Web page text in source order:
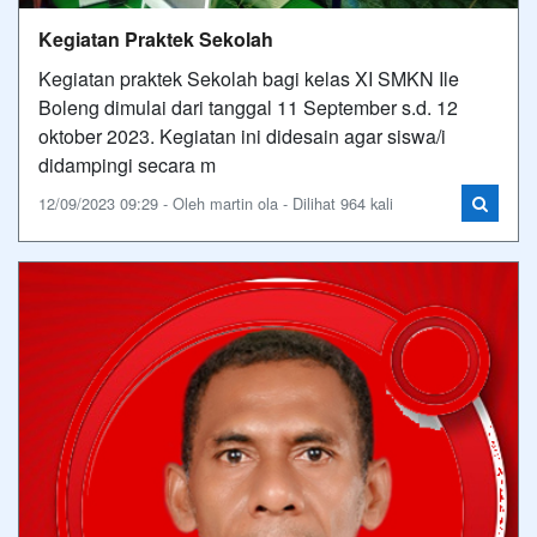
Kegiatan Praktek Sekolah
Kegiatan praktek Sekolah bagi kelas XI SMKN Ile
Boleng dimulai dari tanggal 11 September s.d. 12
oktober 2023. Kegiatan ini didesain agar siswa/i
didampingi secara m
12/09/2023 09:29 - Oleh martin ola - Dilihat 964 kali